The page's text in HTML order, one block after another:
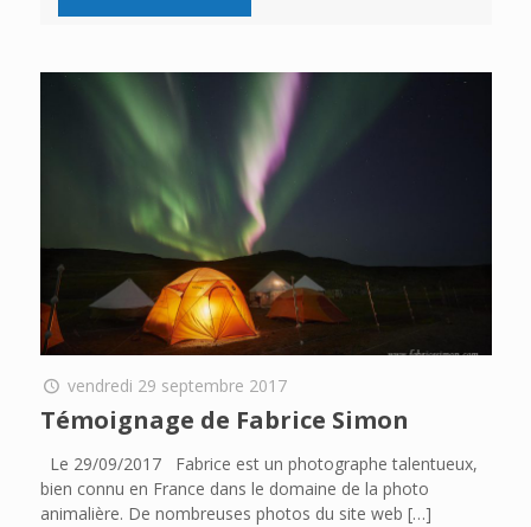
vendredi 29 septembre 2017
Témoignage de Fabrice Simon
Le 29/09/2017 Fabrice est un photographe talentueux,
bien connu en France dans le domaine de la photo
animalière. De nombreuses photos du site web […]